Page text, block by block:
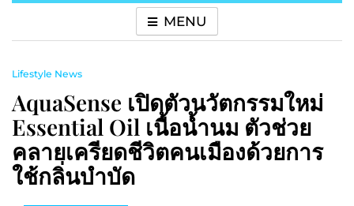
MENU
Lifestyle News
AquaSense เปิดตัวนวัตกรรมใหม่
Essential Oil เนื้อน้ำนม ตัวช่วย
คลายเครียดชีวิตคนเมืองด้วยการ
ใช้กลิ่นบำบัด